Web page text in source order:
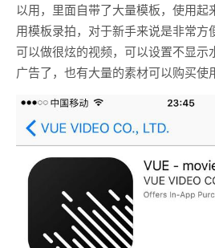
以用，里面自带了大量模板，使用起
用模板录拍，对于新手来说是非常方
可以做很炫的视频，可以设置不显示
广告了，也有大量的素材可以购买使